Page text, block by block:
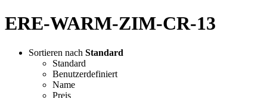
ERE-WARM-ZIM-CR-13
Sortieren nach Standard
Standard
Benutzerdefiniert
Name
Preis